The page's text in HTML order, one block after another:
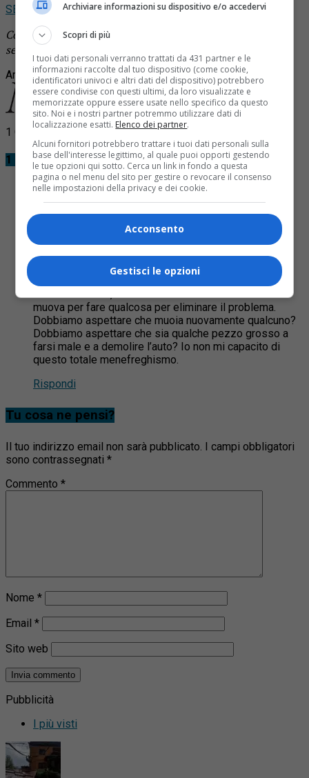
SEGUICI
Continua a leggere le notizie di
segui la nostra
Argomenti correlati:animaleautoincidentemasserano
1 Commento
1 Commento
20 Giugno 2022 at 8:05
La gente continua ad avere incidenti a causa dei troppi
animali selvatici, e non c’è una sola istituzione che si
muova per fare qualcosa per eliminare il problema.
Dobbiamo aspettare che muoia nuovamente qualcuno?
Dobbiamo aspettare che sia qualche pezzo grosso a
farsi male e a demolire l’auto? Io non mi capacito di
questo totale menefreghismo.
Rispondi
Tu cosa ne pensi?
Il tuo indirizzo email non sarà pubblicato. I campi obbligatori
sono contrassegnati *
Commento *
Nome *
Email *
Sito web
Pubblicità
I più visti
Archiviare informazioni su dispositivo e/o accedervi
Scopri di più
I tuoi dati personali verranno trattati da 431 partner e le
informazioni raccolte dal tuo dispositivo (come cookie,
identificatori univoci e altri dati del dispositivo) potrebbero
essere condivise con questi ultimi, da loro visualizzate e
memorizzate oppure essere usate nello specifico da questo
sito. Noi e i nostri partner potremmo utilizzare dati di
localizzazione esatti. Elenco dei partner.
Alcuni fornitori potrebbero trattare i tuoi dati personali sulla
base dell'interesse legittimo, al quale puoi opporti gestendo
le tue opzioni qui sotto. Cerca un link in fondo a questa
pagina o nel menu del sito per gestire o revocare il consenso
nelle impostazioni della privacy e dei cookie.
Acconsento
Gestisci le opzioni